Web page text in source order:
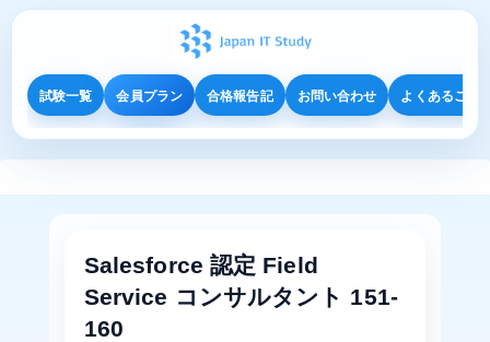
試験一覧 会員プラン 合格報告記 お問い合わせ よくあるご質
Salesforce 認定 Field
Service コンサルタント 151-
160